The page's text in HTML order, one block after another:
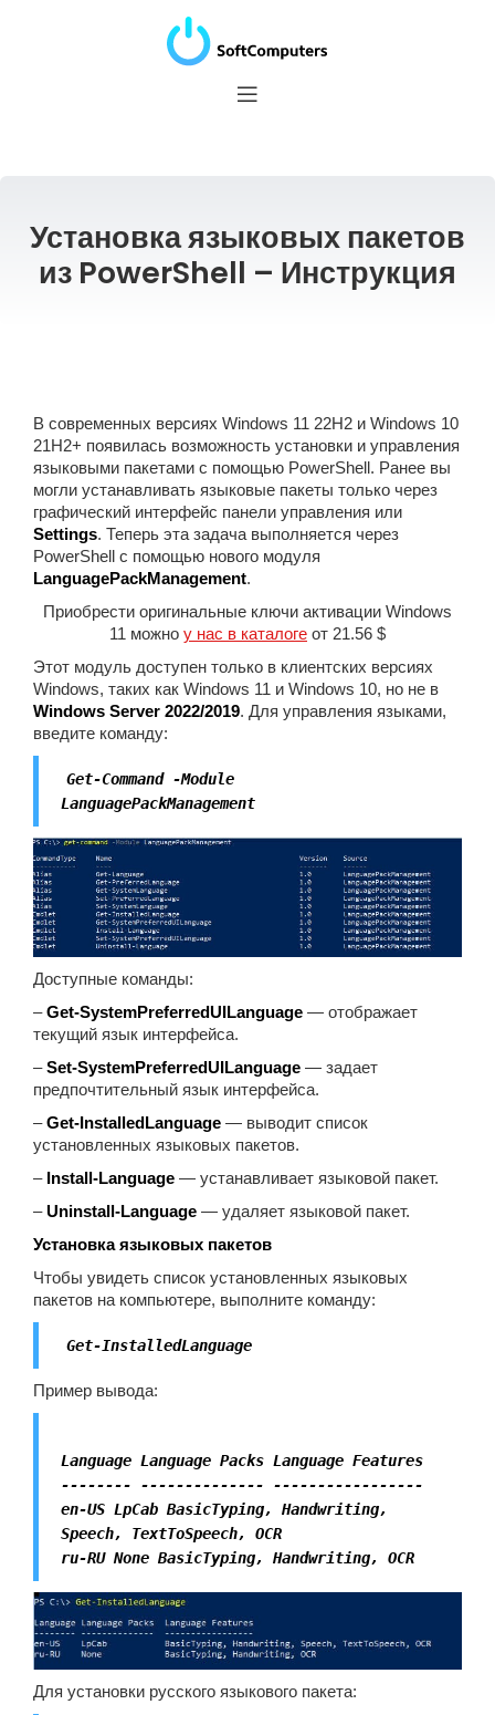
Установка языковых пакетов
из PowerShell – Инструкция
В современных версиях Windows 11 22H2 и Windows 10
21H2+ появилась возможность установки и управления
языковыми пакетами с помощью PowerShell. Ранее вы
могли устанавливать языковые пакеты только через
графический интерфейс панели управления или
Settings. Теперь эта задача выполняется через
PowerShell с помощью нового модуля
LanguagePackManagement.
Приобрести оригинальные ключи активации Windows
11 можно у нас в каталоге от 21.56 $
Этот модуль доступен только в клиентских версиях
Windows, таких как Windows 11 и Windows 10, но не в
Windows Server 2022/2019. Для управления языками,
введите команду:
Get-Command -Module
LanguagePackManagement
Доступные команды:
–Get-SystemPreferredUILanguage — отображает
текущий язык интерфейса.
–Set-SystemPreferredUILanguage — задает
предпочтительный язык интерфейса.
–Get-InstalledLanguage — выводит список
установленных языковых пакетов.
– Install-Language — устанавливает языковой пакет.
–Uninstall-Language — удаляет языковой пакет.
Установка языковых пакетов
Чтобы увидеть список установленных языковых
пакетов на компьютере, выполните команду:
Get-InstalledLanguage
Пример вывода:
Language Language Packs Language Features
-------- -------------- -----------------
en-US LpCab BasicTyping, Handwriting,
Speech, TextToSpeech, OCR
ru-RU None BasicTyping, Handwriting, OCR
Для установки русского языкового пакета: